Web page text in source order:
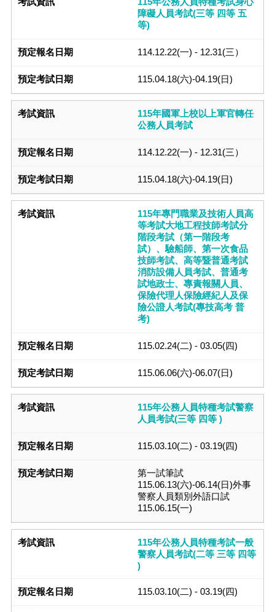
障礙人員考試(三等 四等 五
等)
114.12.22(一) - 12.31(三）
115.04.18(六)-04.19(日)
115年國軍上校以上軍官轉任
公務人員考試
114.12.22(一) - 12.31(三）
115.04.18(六)-04.19(日)
115年專門職業及技術人員高
等考試大地工程技師考試分
階段考試（第一階段考
試）、驗船師、第一次食品
技師考試、高等暨普通考試
消防設備人員考試、普通考
試地政士、專責報關人員、
保險代理人保險經紀人及保
險公證人考試(專技高考 普
考)
115.02.24(二) - 03.05(四)
115.06.06(六)-06.07(日)
115年公務人員特種考試警察
人員考試(三等 四等 )
115.03.10(二) - 03.19(四)
第一試筆試
115.06.13(六)-06.14(日)外事
警察人員類別外語口試
115.06.15(一)
115年公務人員特種考試一般
警察人員考試(二等 三等 四等
)
115.03.10(二) - 03.19(四)